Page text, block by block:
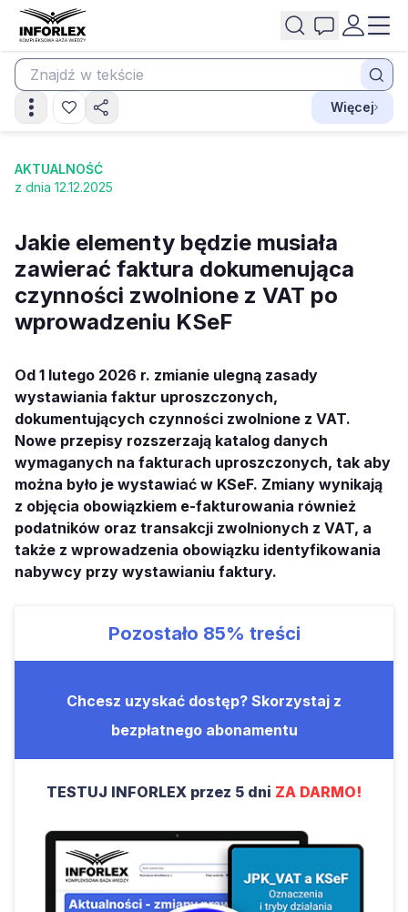
Więcej
AKTUALNOŚĆ
z dnia 12.12.2025
Jakie elementy będzie musiała
zawierać faktura dokumenująca
czynności zwolnione z VAT po
wprowadzeniu KSeF
Od 1 lutego 2026 r. zmianie ulegną zasady
wystawiania faktur uproszczonych,
dokumentujących czynności zwolnione z VAT.
Nowe przepisy rozszerzają katalog danych
wymaganych na fakturach uproszczonych, tak aby
można było je wystawiać w KSeF. Zmiany wynikają
z objęcia obowiązkiem e-fakturowania również
podatników oraz transakcji zwolnionych z VAT, a
także z wprowadzenia obowiązku identyfikowania
nabywcy przy wystawianiu faktury.
Pozostało 85% treści
Chcesz uzyskać dostęp? Skorzystaj z
bezpłatnego abonamentu
TESTUJ INFORLEX przez 5 dni ZA DARMO!